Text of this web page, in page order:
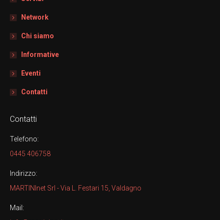
Network
Chi siamo
Informative
Eventi
Contatti
Contatti
Telefono:
0445 406758
Indirizzo:
MARTINInet Srl - Via L. Festari 15, Valdagno
Mail: